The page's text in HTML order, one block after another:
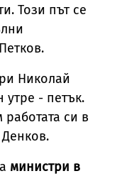
Този път се
Николай
утре - петък.
си в
министри в